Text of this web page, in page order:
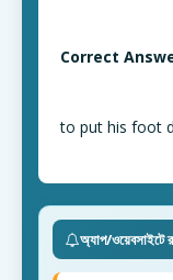
Correct
to put his foot
অ্যাপ/ওয়েবসাইটে